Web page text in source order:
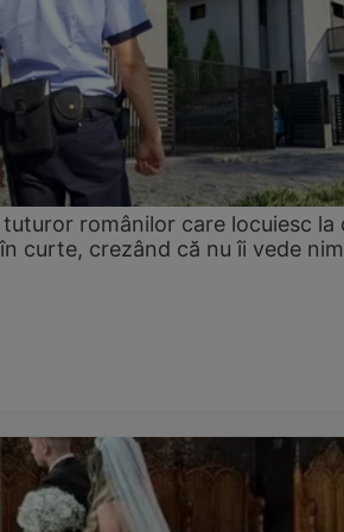
românilor care locuiesc la
curte, crezând că nu îi vede